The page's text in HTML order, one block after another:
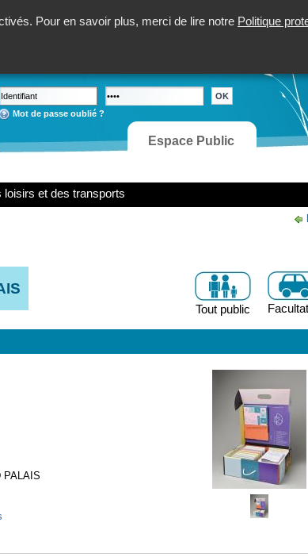
Pour en savoir plus, merci de lire notre Politique
Mot de passe oublié ?
Espace Public
et des transports
Tout public
PALAIS